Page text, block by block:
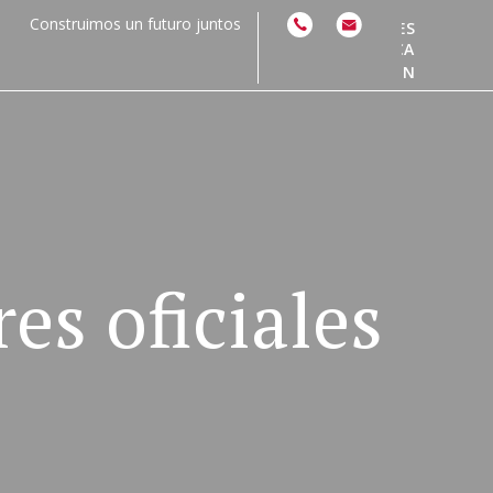
Construimos un futuro juntos
ES
CA
EN
oficiales